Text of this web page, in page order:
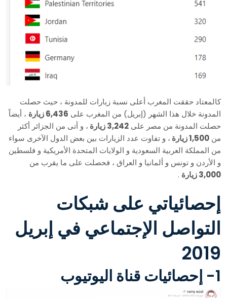
كالمعتاد حققت المغرب أعلى نسبة زيارات للمدونة ، حيث حصلت
المدونة خلال هذا الشهر (إبريل) من المغرب على 6,436 زيارة
، أيضاً
حصلت المدونة من مصر على 3,242 زيارة
، و أتى من الجزائر أكثر
من 1,500 زيارة
، و تفاوت عدد الزيارات بين بعض الدول الآخرى سواء
من المملكة العربية السعودية و الولايات المتحدة الأمريكية و فلسطين
و الأردن و تونس و ألمانيا و العراق ، فحصلت على ما يقرب من
3,000 زيارة
.
إحصائياتي على شبكات
التواصل الإجتماعي في إبريل
2019
1- إحصائيات قناة اليوتيوب